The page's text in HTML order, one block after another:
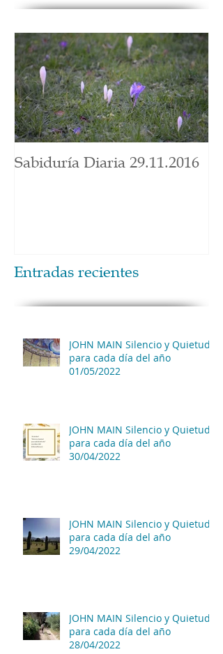
Sabiduría Diaria 29.11.2016
Entradas recientes
JOHN MAIN Silencio y Quietud
para cada día del año
01/05/2022
JOHN MAIN Silencio y Quietud
para cada día del año
30/04/2022
JOHN MAIN Silencio y Quietud
para cada día del año
29/04/2022
JOHN MAIN Silencio y Quietud
para cada día del año
28/04/2022